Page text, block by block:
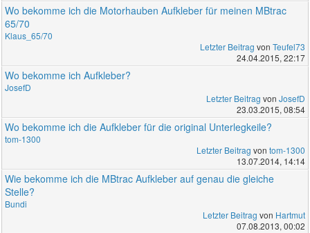
Wo bekomme ich die Motorhauben Aufkleber für meinen MBtrac
65/70
Klaus_65/70
Letzter Beitrag von Teufel73
24.04.2015, 22:17
Wo bekomme ich Aufkleber?
JosefD
Letzter Beitrag von JosefD
23.03.2015, 08:54
Wo bekomme ich die Aufkleber für die original Unterlegkeile?
tom-1300
Letzter Beitrag von tom-1300
13.07.2014, 14:14
Wie bekomme ich die MBtrac Aufkleber auf genau die gleiche
Stelle?
Bundi
Letzter Beitrag von Hartmut
07.08.2013, 00:02